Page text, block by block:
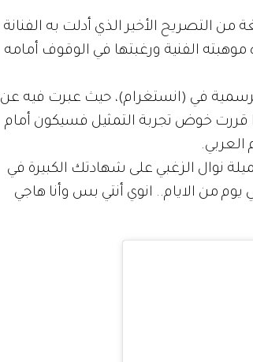
التصريح الأخير الذي أدلت به الفنانة
موهبته الفنية ورغبتها في الوقوف أمامه
في (انستغرام)، حيث عبرت فيه عن
قررت خوض تجربة التمثيل فسيكون أمام
العربي.
نوال الزغبي على شهادتك الكبيرة في
من الايام.. انوي أنتي بس وأنا هاجي